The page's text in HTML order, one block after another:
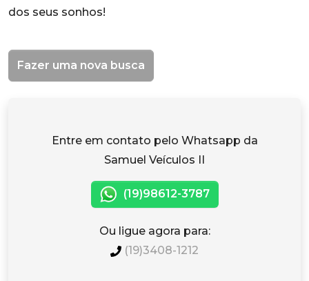
dos seus sonhos!
Fazer uma nova busca
Entre em contato pelo Whatsapp da
Samuel Veículos II
(19)98612-3787
Ou ligue agora para:
(19)3408-1212